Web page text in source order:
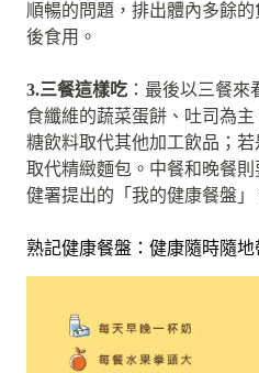
順暢的問題，排出體內多餘
後食用。
3.三餐這樣吃 ：最後以三餐
食纖維的蔬菜蛋餅、吐司為
糖飲料取代其他加工飲品；
取代精緻麵包。中餐和晚餐
健署提出的「我的健康餐盤」
熟記健康餐盤：健康隨時隨地